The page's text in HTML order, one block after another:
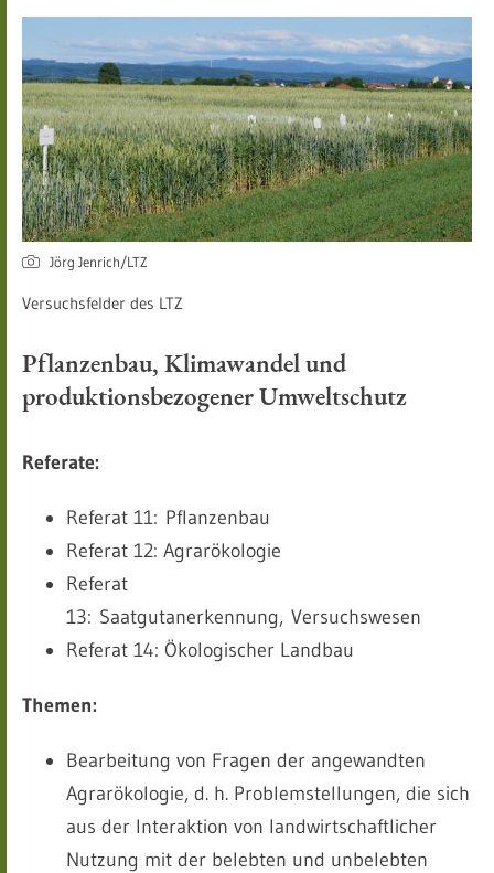
Jörg Jenrich/LTZ
Versuchsfelder des LTZ
Pflanzenbau, Klimawandel und
produktionsbezogener Umweltschutz
Referate:
Referat 11: Pflanzenbau
Referat 12: Agrarökologie
Referat
13: Saatgutanerkennung, Versuchswesen
Referat 14: Ökologischer Landbau
Themen:
Bearbeitung von Fragen der angewandten
Agrarökologie, d. h. Problemstellungen, die sich
aus der Interaktion von landwirtschaftlicher
Nutzung mit der belebten und unbelebten